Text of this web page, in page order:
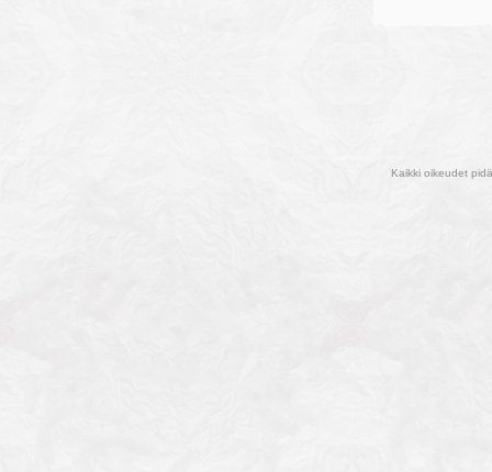
Kaikki oikeudet